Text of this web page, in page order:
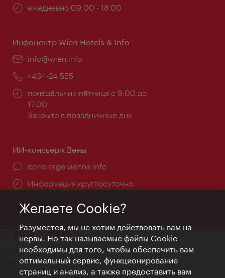
Часы
ежедневно 09:00 - 18:00
Инфоцентр Wien Hotels & Info
Эл.
info@wien.info
Телефон:
+43-1-24 555
Часы
работы:
понеде́льник-пя́тница с 9:00 до
17:00
Закрыто в праздничные дни
ИИ-консьерж Вены
concierge.vienna.info
Информация круглосуточно
Контакт
Credits
Положение о конфиденциальности
Желаете Cookie?
Разумеется, мы не хотим действовать вам на
нервы. Но так называемые файлы Cookie
необходимы для того, чтобы обеспечить вам
оптимальный сервис, функционирование
страниц и анализ, а также предоставить вам